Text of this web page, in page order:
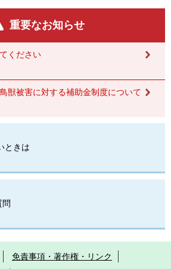
重要なお知らせ
ください
獣被害に対する補助金制度について
ときは
問
免責事項・著作権・リンク